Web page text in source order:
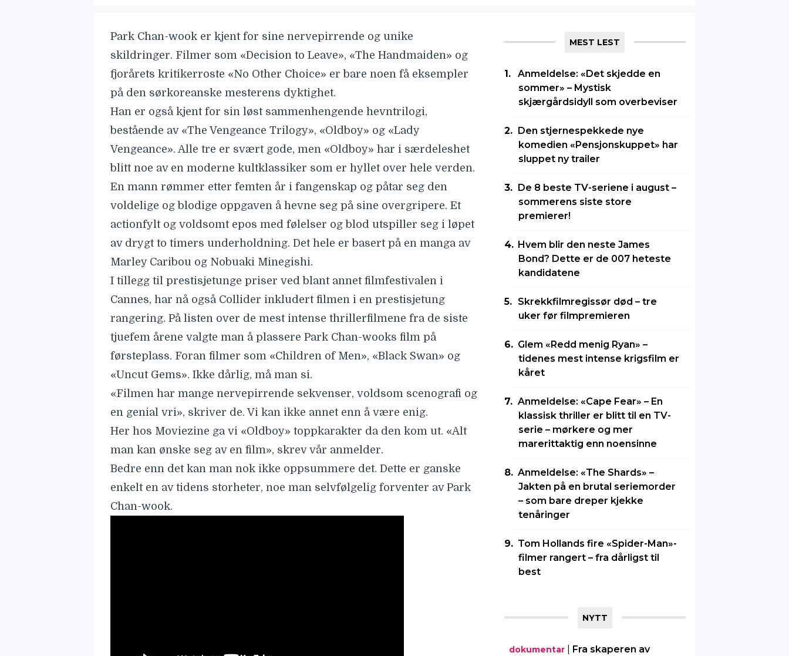
Park Chan-wook er kjent for sine nervepirrende og unike
skildringer. Filmer som «Decision to Leave», «The Handmaiden» og
fjorårets kritikerroste «No Other Choice» er bare noen få eksempler
på den sørkoreanske mesterens dyktighet.
Han er også kjent for sin løst sammenhengende hevntrilogi,
bestående av «The Vengeance Trilogy», «Oldboy» og «Lady
Vengeance». Alle tre er svært gode, men «Oldboy» har i særdeleshet
blitt noe av en moderne kultklassiker som er hyllet over hele verden.
En mann rømmer etter femten år i fangenskap og påtar seg den
voldelige og blodige oppgaven å hevne seg på sine overgripere. Et
actionfylt og voldsomt epos med følelser og blod utspiller seg i løpet
av drygt to timers underholdning. Det hele er basert på en manga av
Marley Caribou og Nobuaki Minegishi.
I tillegg til prestisjetunge priser ved blant annet filmfestivalen i
Cannes, har nå også Collider inkludert filmen i en prestisjetung
rangering. På listen over de mest intense thrillerfilmene fra de siste
tjuefem årene valgte man å plassere Park Chan-wooks film på
førsteplass. Foran filmer som «Children of Men», «Black Swan» og
«Uncut Gems». Ikke dårlig, må man si.
«Filmen har mange nervepirrende sekvenser, voldsom scenografi og
en genial vri», skriver de. Vi kan ikke annet enn å være enig.
Her hos Moviezine ga vi «Oldboy» toppkarakter da den kom ut. «Alt
man kan ønske seg av en film», skrev vår anmelder.
Bedre enn det kan man nok ikke oppsummere det. Dette er ganske
enkelt en av tidens storheter, noe man selvfølgelig forventer av Park
Chan-wook.
MEST LEST
Anmeldelse: «Det skjedde en
sommer» – Mystisk
skjærgårdsidyll som overbeviser
Den stjernespekkede nye
komedien «Pensjonskuppet» har
sluppet ny trailer
De 8 beste TV-seriene i august –
sommerens siste store
premierer!
Hvem blir den neste James
Bond? Dette er de 007 heteste
kandidatene
Skrekkfilmregissør død – tre
uker før filmpremieren
Glem «Redd menig Ryan» –
tidenes mest intense krigsfilm er
kåret
Anmeldelse: «Cape Fear» – En
klassisk thriller er blitt til en TV-
serie – mørkere og mer
marerittaktig enn noensinne
Anmeldelse: «The Shards» –
Jakten på en brutal seriemorder
– som bare dreper kjekke
tenåringer
Tom Hollands fire «Spider-Man»-
filmer rangert – fra dårligst til
best
NYTT
dokumentar| Fra skaperen av